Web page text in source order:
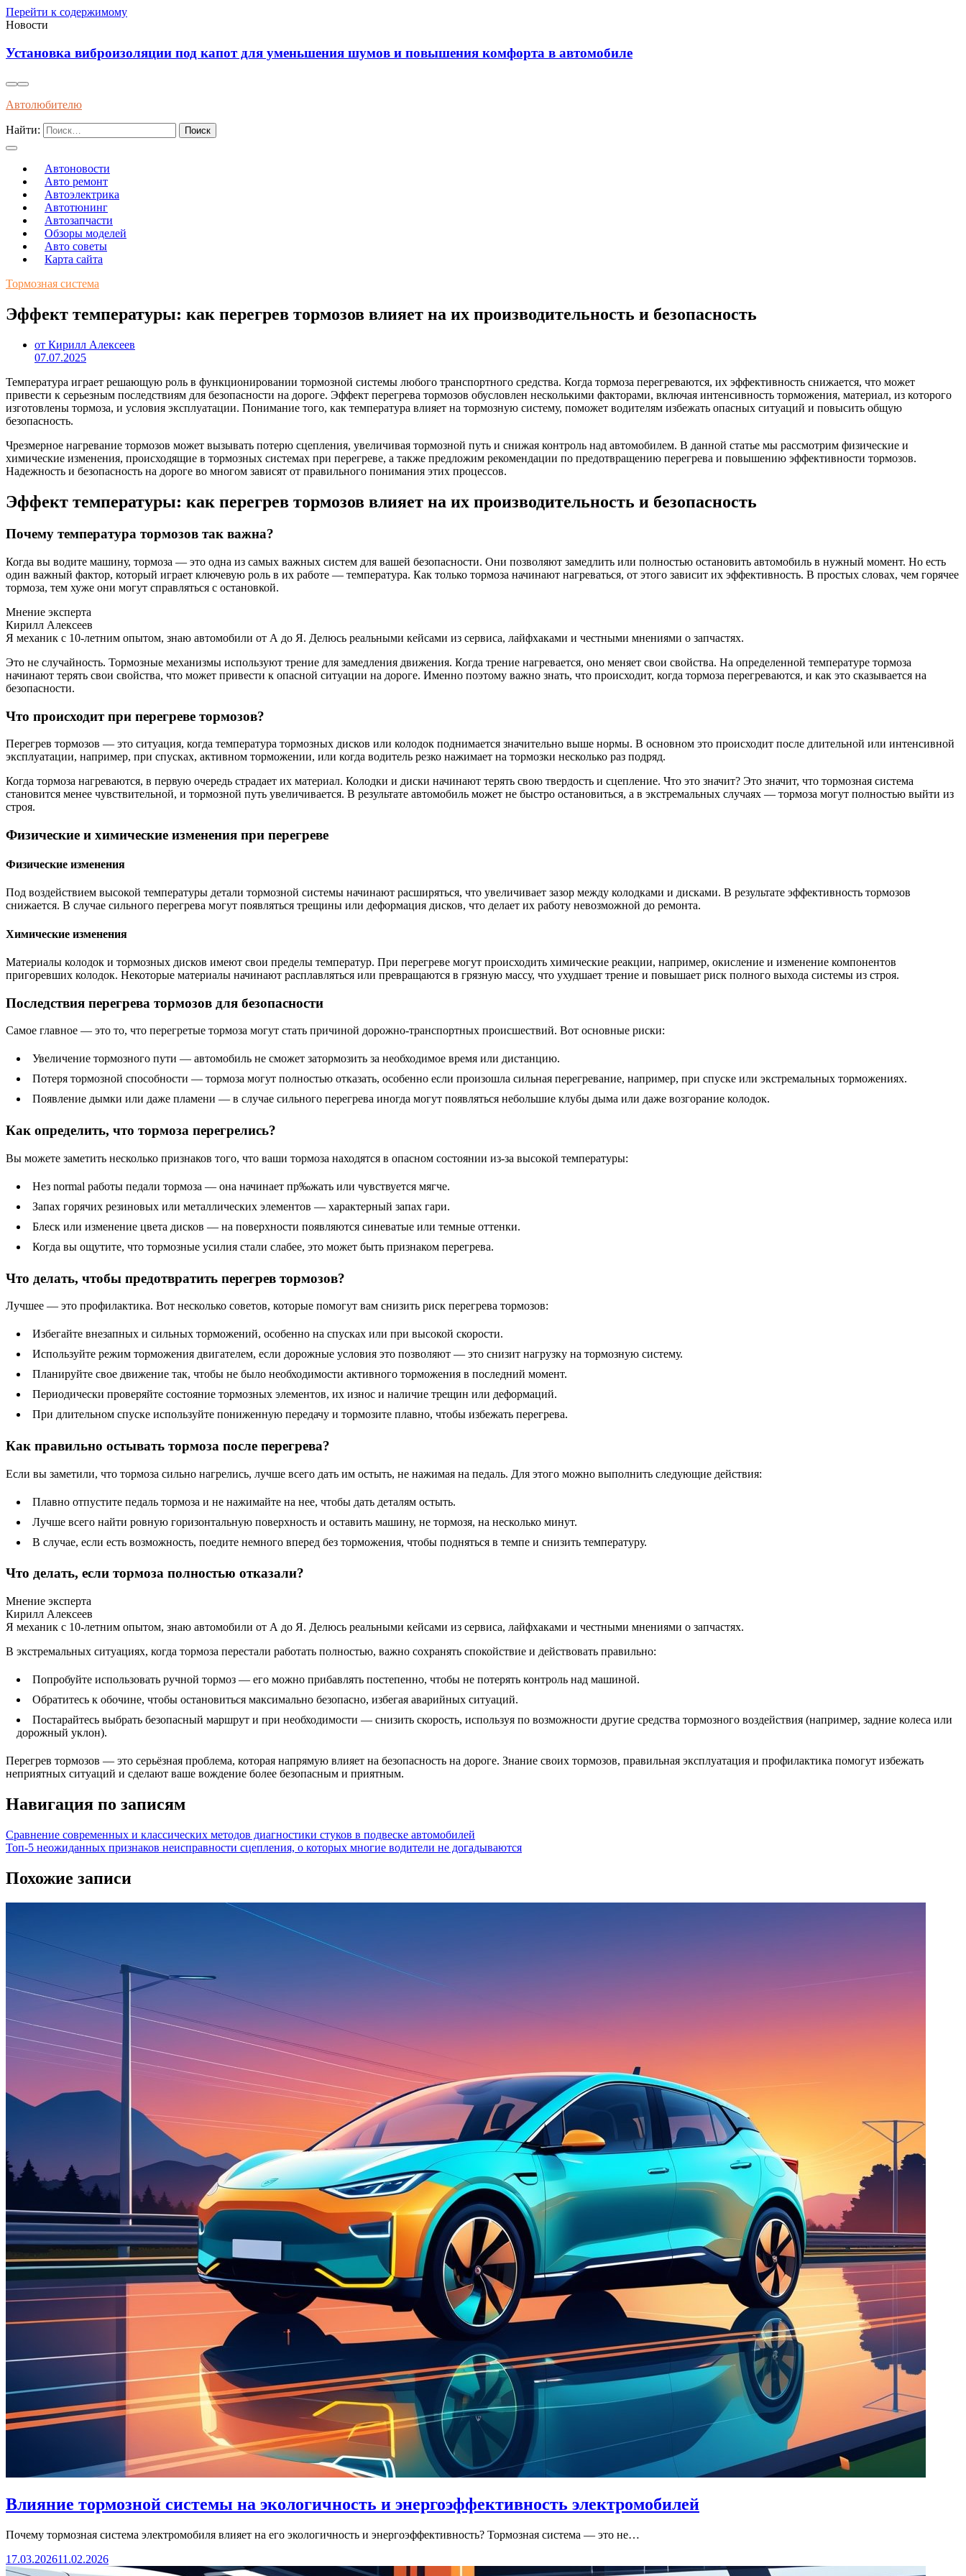
Перейти к содержимому
Новости
Влияние современного топлива на износ и долговечность двигателей внутреннего сгорания
Автолюбителю
Найти:
Автоновости
Авто ремонт
Автоэлектрика
Автотюнинг
Автозапчасти
Обзоры моделей
Авто советы
Карта сайта
Тормозная система
Эффект температуры: как перегрев тормозов влияет на их производительность и безопасность
от Кирилл Алексеев
07.07.2025
Температура играет решающую роль в функционировании тормозной системы любого транспортного средства. Когда тормоза перегреваются, их эффективность снижается, что может
привести к серьезным последствиям для безопасности на дороге. Эффект перегрева тормозов обусловлен несколькими факторами, включая интенсивность торможения, материал, из которого
изготовлены тормоза, и условия эксплуатации. Понимание того, как температура влияет на тормозную систему, поможет водителям избежать опасных ситуаций и повысить общую
безопасность.
Чрезмерное нагревание тормозов может вызывать потерю сцепления, увеличивая тормозной путь и снижая контроль над автомобилем. В данной статье мы рассмотрим физические и
химические изменения, происходящие в тормозных системах при перегреве, а также предложим рекомендации по предотвращению перегрева и повышению эффективности тормозов.
Надежность и безопасность на дороге во многом зависят от правильного понимания этих процессов.
Эффект температуры: как перегрев тормозов влияет на их производительность и безопасность
Почему температура тормозов так важна?
Когда вы водите машину, тормоза — это одна из самых важных систем для вашей безопасности. Они позволяют замедлить или полностью остановить автомобиль в нужный момент. Но есть
один важный фактор, который играет ключевую роль в их работе — температура. Как только тормоза начинают нагреваться, от этого зависит их эффективность. В простых словах, чем горячее
тормоза, тем хуже они могут справляться с остановкой.
Мнение эксперта
Кирилл Алексеев
Я механик с 10-летним опытом, знаю автомобили от А до Я. Делюсь реальными кейсами из сервиса, лайфхаками и честными мнениями о запчастях.
Это не случайность. Тормозные механизмы используют трение для замедления движения. Когда трение нагревается, оно меняет свои свойства. На определенной температуре тормоза
начинают терять свои свойства, что может привести к опасной ситуации на дороге. Именно поэтому важно знать, что происходит, когда тормоза перегреваются, и как это сказывается на
безопасности.
Что происходит при перегреве тормозов?
Перегрев тормозов — это ситуация, когда температура тормозных дисков или колодок поднимается значительно выше нормы. В основном это происходит после длительной или интенсивной
эксплуатации, например, при спусках, активном торможении, или когда водитель резко нажимает на тормозки несколько раз подряд.
Когда тормоза нагреваются, в первую очередь страдает их материал. Колодки и диски начинают терять свою твердость и сцепление. Что это значит? Это значит, что тормозная система
становится менее чувствительной, и тормозной путь увеличивается. В результате автомобиль может не быстро остановиться, а в экстремальных случаях — тормоза могут полностью выйти из
строя.
Физические и химические изменения при перегреве
Физические изменения
Под воздействием высокой температуры детали тормозной системы начинают расширяться, что увеличивает зазор между колодками и дисками. В результате эффективность тормозов
снижается. В случае сильного перегрева могут появляться трещины или деформация дисков, что делает их работу невозможной до ремонта.
Химические изменения
Материалы колодок и тормозных дисков имеют свои пределы температур. При перегреве могут происходить химические реакции, например, окисление и изменение компонентов
пригоревших колодок. Некоторые материалы начинают расплавляться или превращаются в грязную массу, что ухудшает трение и повышает риск полного выхода системы из строя.
Последствия перегрева тормозов для безопасности
Самое главное — это то, что перегретые тормоза могут стать причиной дорожно-транспортных происшествий. Вот основные риски:
Увеличение тормозного пути — автомобиль не сможет затормозить за необходимое время или дистанцию.
Потеря тормозной способности — тормоза могут полностью отказать, особенно если произошла сильная перегревание, например, при спуске или экстремальных торможениях.
Появление дымки или даже пламени — в случае сильного перегрева иногда могут появляться небольшие клубы дыма или даже возгорание колодок.
Как определить, что тормоза перегрелись?
Вы можете заметить несколько признаков того, что ваши тормоза находятся в опасном состоянии из-за высокой температуры:
Нез normal работы педали тормоза — она начинает пр‰жать или чувствуется мягче.
Запах горячих резиновых или металлических элементов — характерный запах гари.
Блеск или изменение цвета дисков — на поверхности появляются синеватые или темные оттенки.
Когда вы ощутите, что тормозные усилия стали слабее, это может быть признаком перегрева.
Что делать, чтобы предотвратить перегрев тормозов?
Лучшее — это профилактика. Вот несколько советов, которые помогут вам снизить риск перегрева тормозов:
Избегайте внезапных и сильных торможений, особенно на спусках или при высокой скорости.
Используйте режим торможения двигателем, если дорожные условия это позволяют — это снизит нагрузку на тормозную систему.
Планируйте свое движение так, чтобы не было необходимости активного торможения в последний момент.
Периодически проверяйте состояние тормозных элементов, их износ и наличие трещин или деформаций.
При длительном спуске используйте пониженную передачу и тормозите плавно, чтобы избежать перегрева.
Как правильно остывать тормоза после перегрева?
Если вы заметили, что тормоза сильно нагрелись, лучше всего дать им остыть, не нажимая на педаль. Для этого можно выполнить следующие действия:
Плавно отпустите педаль тормоза и не нажимайте на нее, чтобы дать деталям остыть.
Лучше всего найти ровную горизонтальную поверхность и оставить машину, не тормозя, на несколько минут.
В случае, если есть возможность, поедите немного вперед без торможения, чтобы подняться в темпе и снизить температуру.
Что делать, если тормоза полностью отказали?
Мнение эксперта
Кирилл Алексеев
Я механик с 10-летним опытом, знаю автомобили от А до Я. Делюсь реальными кейсами из сервиса, лайфхаками и честными мнениями о запчастях.
В экстремальных ситуациях, когда тормоза перестали работать полностью, важно сохранять спокойствие и действовать правильно:
Попробуйте использовать ручной тормоз — его можно прибавлять постепенно, чтобы не потерять контроль над машиной.
Обратитесь к обочине, чтобы остановиться максимально безопасно, избегая аварийных ситуаций.
Постарайтесь выбрать безопасный маршрут и при необходимости — снизить скорость, используя по возможности другие средства тормозного воздействия (например, задние колеса или
дорожный уклон).
Перегрев тормозов — это серьёзная проблема, которая напрямую влияет на безопасность на дороге. Знание своих тормозов, правильная эксплуатация и профилактика помогут избежать
неприятных ситуаций и сделают ваше вождение более безопасным и приятным.
Навигация по записям
Сравнение современных и классических методов диагностики стуков в подвеске автомобилей
Топ-5 неожиданных признаков неисправности сцепления, о которых многие водители не догадываются
Похожие записи
Влияние тормозной системы на экологичность и энергоэффективность электромобилей
Почему тормозная система электромобиля влияет на его экологичность и энергоэффективность? Тормозная система — это не…
17.03.202611.02.2026